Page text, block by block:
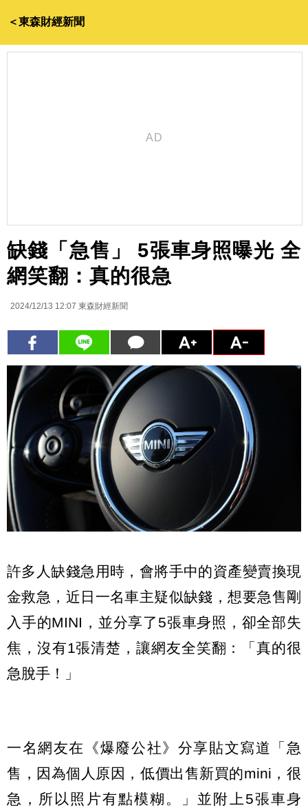
＜東森財經新聞
缺錢「急售」 5張車身照曝光 全
網笑翻：真的很急
2024/12/13 12:07 東森財經新聞
許多人缺錢急用時，會將手中的資產變賣換現
金救急，近日一名車主疑似缺錢，想要急售剛
入手的MINI，並分享了5張車身照，卻全部失
焦，沒有1張清楚，讓網友全笑翻：「真的很
急脫手！」
一名網友在《爆廢公社》分享貼文寫道「急
售，因為個人原因，低價出售新買的mini，很
急，所以照片有點模糊。」並附上5張車身